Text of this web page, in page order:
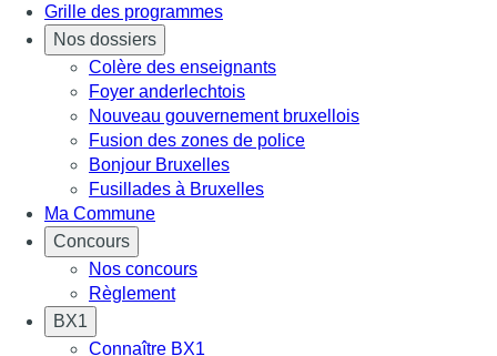
Grille des programmes
Nos dossiers
Colère des enseignants
Foyer anderlechtois
Nouveau gouvernement bruxellois
Fusion des zones de police
Bonjour Bruxelles
Fusillades à Bruxelles
Ma Commune
Concours
Nos concours
Règlement
BX1
Connaître BX1